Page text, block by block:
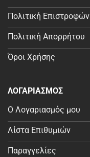
Πολιτική Επιστροφών
Πολιτική Απορρήτου
Όροι Χρήσης
ΛΟΓΑΡΙΑΣΜΟΣ
Ο Λογαριασμός μου
Λίστα Επιθυμιών
Παραγγελίες